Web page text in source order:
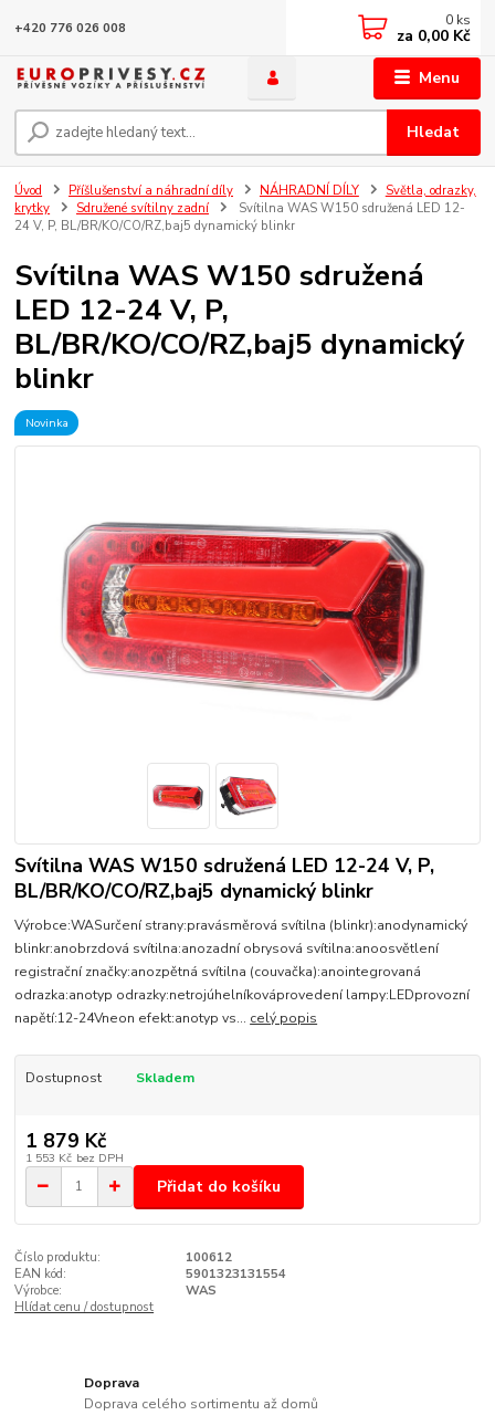
Menu
Hledat
+420 776 026 008 0 ks
za 0,00 Kč
Úvod Příšlušenství a náhradní díly NÁHRADNÍ DÍLY
Světla, odrazky,
krytky
Sdružené svítilny zadní
Svítilna WAS W150 sdružená LED 12-
24 V, P, BL/BR/KO/CO/RZ,baj5 dynamický blinkr
Svítilna WAS W150 sdružená
LED 12-24 V, P,
BL/BR/KO/CO/RZ,baj5 dynamický
blinkr
Novinka
Svítilna WAS W150 sdružená LED 12-24 V, P,
BL/BR/KO/CO/RZ,baj5 dynamický blinkr
Výrobce:WASurčení strany:pravásměrová svítilna (blinkr):anodynamický
blinkr:anobrzdová svítilna:anozadní obrysová svítilna:anoosvětlení
registrační značky:anozpětná svítilna (couvačka):anointegrovaná
odrazka:anotyp odrazky:netrojúhelníkováprovedení lampy:LEDprovozní
napětí:12-24Vneon efekt:anotyp vs... celý popis
Dostupnost Skladem
1 879 Kč
1 553 Kč bez DPH
Přidat do košíku
Číslo produktu:
100612
EAN kód:
5901323131554
Výrobce:
WAS
Hlídat cenu / dostupnost
Doprava
Doprava celého sortimentu až domů